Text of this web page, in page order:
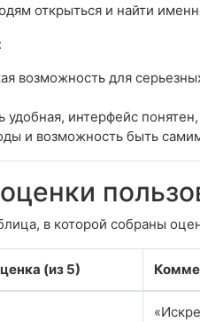
открыться и найти
возможность для
удобная, интерфейс
и возможность быть
в которой собраны
(из 5)